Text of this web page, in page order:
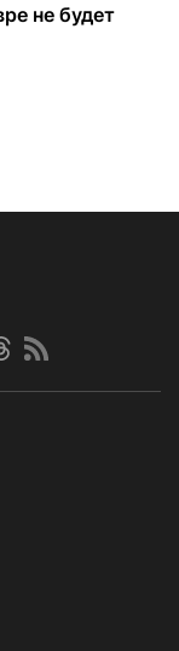
не будет